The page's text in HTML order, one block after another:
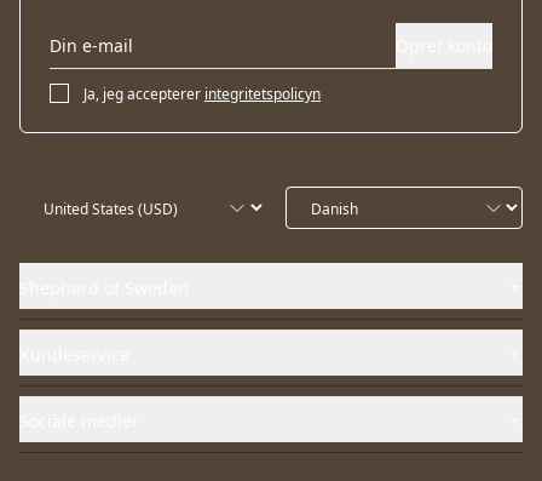
Ja, jeg accepterer integritetspolicyn